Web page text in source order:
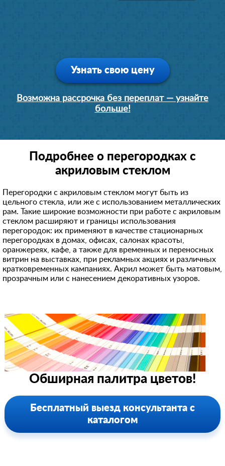
Узнать свою цену
Возможна рассрочка без переплат — узнайте
больше!
Подробнее о перегородках с
акриловым стеклом
Перегородки с акриловым стеклом могут быть из
цельного стекла, или же с использованием металлических
рам. Такие широкие возможности при работе с акриловым
стеклом расширяют и границы использования
перегородок: их применяют в качестве стационарных
перегородках в домах, офисах, салонах красоты,
оранжереях, кафе, а также для временных и переносных
витрин на выставках, при рекламных акциях и различных
кратковременных кампаниях. Акрил может быть матовым,
прозрачным или с нанесением декоративных узоров.
Обширная палитра цветов!
Бесплатный выезд консультанта с
каталогом